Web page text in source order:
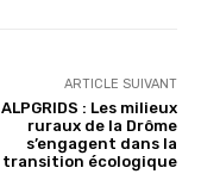
ARTICLE SUIVANT
ALPGRIDS : Les milieux
ruraux de la Drôme
s’engagent dans la
transition écologique